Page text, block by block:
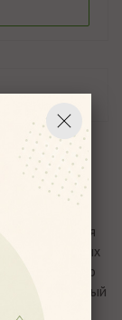
порошок,
цельное,
коровье
сахар,
комплексная
жирных
рожкового
натуральный